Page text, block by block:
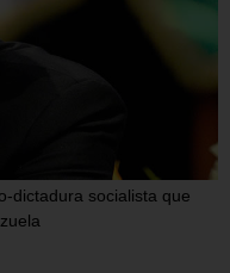
dictadura socialista que